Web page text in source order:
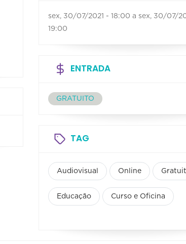
sex, 30/07/2021 - 18:00 a sex, 30/07/
19:00
ENTRADA
GRATUITO
TAG
Audiovisual Online
Educação Curso e Oficina